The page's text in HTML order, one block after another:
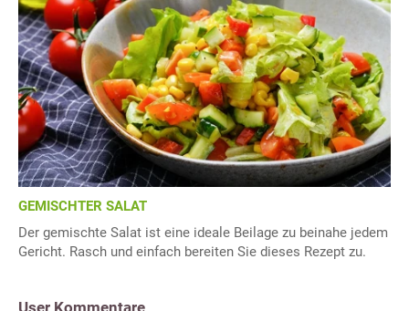
GEMISCHTER SALAT
Der gemischte Salat ist eine ideale Beilage zu beinahe jedem
Gericht. Rasch und einfach bereiten Sie dieses Rezept zu.